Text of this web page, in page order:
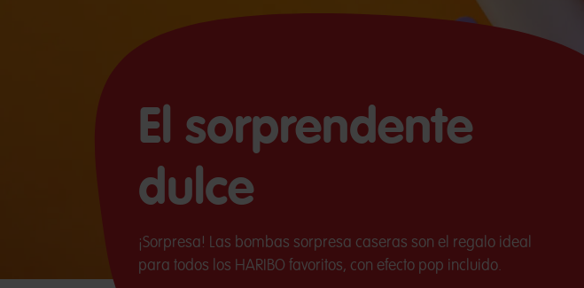
El sorprendente
dulce
¡Sorpresa! Las bombas sorpresa caseras son el regalo ideal
para todos los HARIBO favoritos, con efecto pop incluido.